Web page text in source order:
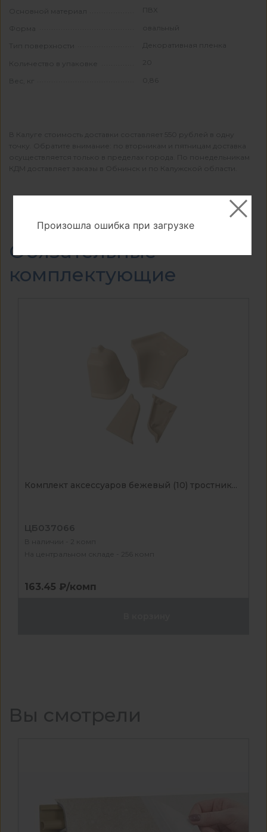
Основной материал ПВХ
Форма овальный
Тип поверхности Декоративная пленка
Количество в упаковке 20
Вес, кг 0,86
В Калуге стоимость доставки составляет 550 рублей в одну
точку. Обратите внимание: по вторникам и пятницам доставка
осуществляется только в пределах города. По понедельникам
КДМ доставляет заказы в Обнинск и по Калужской области.
Обязательные
комплектующие
Комплект аксессуаров бежевый (10) тростник...
ЦБ037066
В наличии - 2 комп
На центральном складе - 256 комп
163.45 ₽/комп
Вы смотрели
Произошла ошибка при загрузке